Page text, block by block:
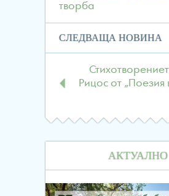
творба
СЛЕДВАЩА НОВИНА
Рицос от „Поезия
АКТУАЛНО